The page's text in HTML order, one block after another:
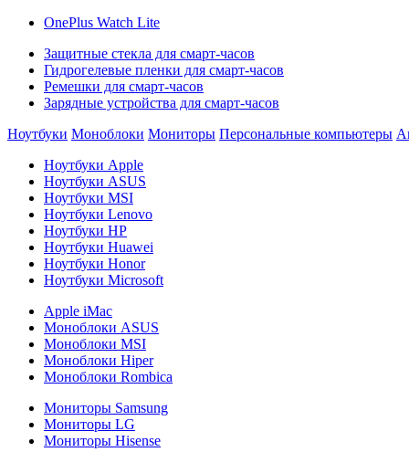
OnePlus Watch Lite
Защитные стекла для смарт-часов
Гидрогелевые пленки для смарт-часов
Ремешки для смарт-часов
Зарядные устройства для смарт-часов
Ноутбуки Моноблоки Мониторы Персональные компьютеры
Ноутбуки Apple
Ноутбуки ASUS
Ноутбуки MSI
Ноутбуки Lenovo
Ноутбуки HP
Ноутбуки Huawei
Ноутбуки Honor
Ноутбуки Microsoft
Apple iMac
Моноблоки ASUS
Моноблоки MSI
Моноблоки Hiper
Моноблоки Rombica
Мониторы Samsung
Мониторы LG
Мониторы Hisense